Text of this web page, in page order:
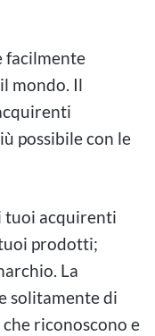
facilmente
mondo. Il
possibile con le
tuoi acquirenti
prodotti;
La
solitamente di
riconoscono e